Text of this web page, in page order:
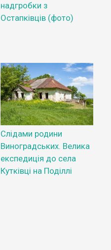
надгробки з
Остапківців (фото)
Слідами родини
Виноградських. Велика
експедиція до села
Кутківці на Поділлі